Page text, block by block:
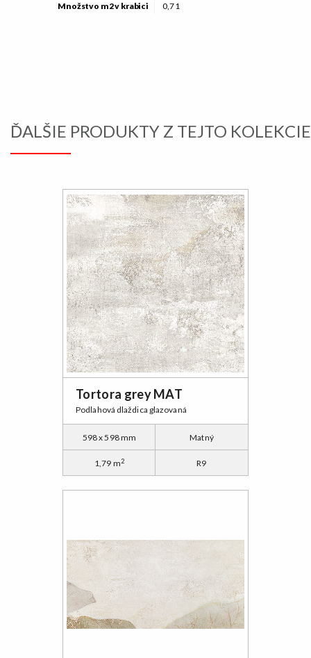
Množstvo m2 v krabici
0,71
ĎALŠIE PRODUKTY Z TEJTO KOLEKCIE
Tortora grey MAT
Podlahová dlaždica glazovaná
598 x 598 mm Matný
1,79 m2 R9